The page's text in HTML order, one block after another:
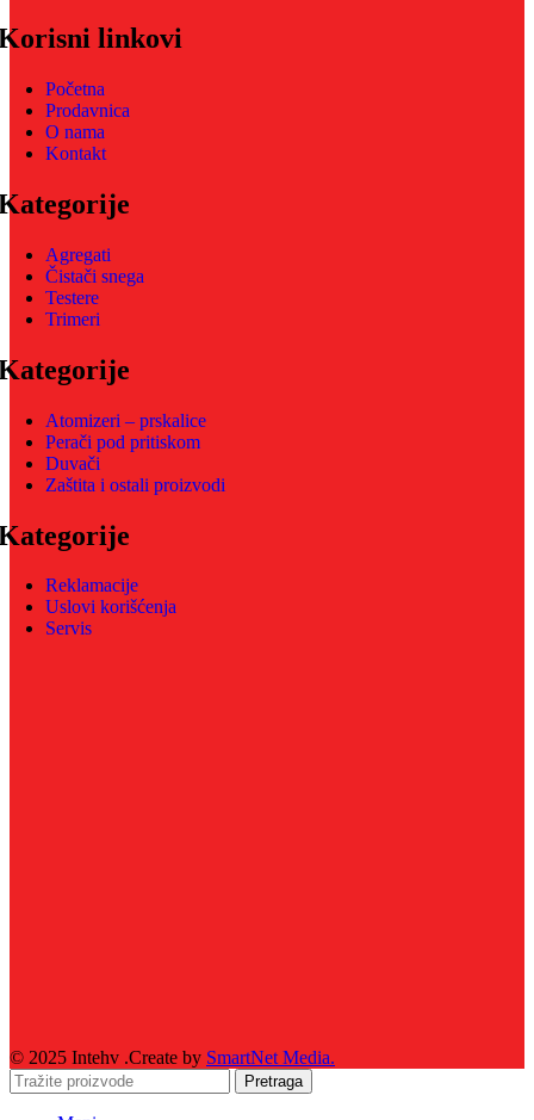
linkovi
Početna
Prodavnica
O nama
Kontakt
Agregati
Čistači snega
Testere
Trimeri
Atomizeri – prskalice
Perači pod pritiskom
Duvači
Zaštita i ostali proizvodi
Reklamacije
Uslovi korišćenja
Servis
© 2025 Intehv .Create by SmartNet Media.
Pretraga